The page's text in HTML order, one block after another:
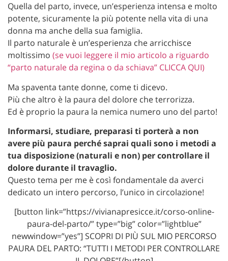
Quella del parto, invece, un’esperienza intensa e molto
potente, sicuramente la più potente nella vita di una
donna ma anche della sua famiglia.
Il parto naturale è un’esperienza che arricchisce
moltissimo (se vuoi leggere il mio articolo a riguardo
“parto naturale da regina o da schiava” CLICCA QUI)
Ma spaventa tante donne, come ti dicevo.
Più che altro è la paura del dolore che terrorizza.
Ed è proprio la paura la nemica numero uno del parto!
Informarsi, studiare, preparasi ti porterà a non
avere più paura perché saprai quali sono i metodi a
tua disposizione (naturali e non) per controllare il
dolore durante il travaglio.
Questo tema per me è così fondamentale da averci
dedicato un intero percorso, l’unico in circolazione!
[button link=”https://vivianapresicce.it/corso-online-
paura-del-parto/” type=”big” color=”lightblue”
newwindow=”yes”] SCOPRI DI PIÙ SUL MIO PERCORSO
PAURA DEL PARTO: “TUTTI I METODI PER CONTROLLARE